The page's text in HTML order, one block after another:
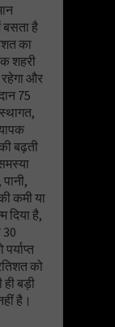
है
का
शहरी
रहेगा और
75
बढ़ती
कमी या
दिया है,
को
बड़ी
है।